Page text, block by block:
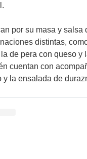
por su masa y salsa
distintas,
de pera con queso y
cuentan con
y la ensalada de